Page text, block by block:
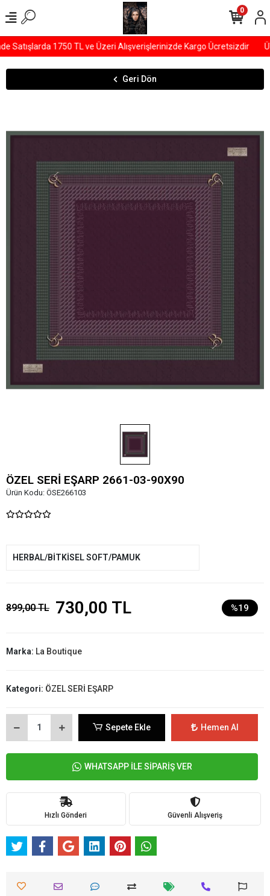
1750 TL ve Üzeri Alışverişlerinizde Kargo Ücretsizdir
0
Geri Dön
ÖZEL SERİ EŞARP 2661-03-90X90
Ürün Kodu: ÖSE266103
HERBAL/BİTKİSEL SOFT/PAMUK
899,00 TL 730,00 TL %19
Marka: La Boutique
Kategori: ÖZEL SERİ EŞARP
Sepete Ekle Hemen Al
WHATSAPP İLE SİPARİŞ VER
Hızlı Gönderi Güvenli Alışveriş